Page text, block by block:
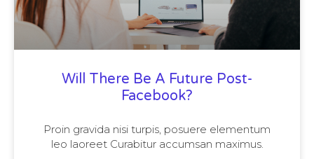
Will There Be A Future Post-
Facebook?
Proin gravida nisi turpis, posuere elementum
leo laoreet Curabitur accumsan maximus.